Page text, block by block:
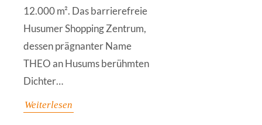
12.000 m². Das barrierefreie
Husumer Shopping Zentrum,
dessen prägnanter Name
THEO an Husums berühmten
Dichter…
Weiterlesen